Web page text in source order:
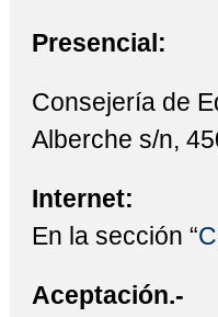
Presencial:
Consejería de
Alberche s/n,
Internet:
En la sección “
Aceptación.-